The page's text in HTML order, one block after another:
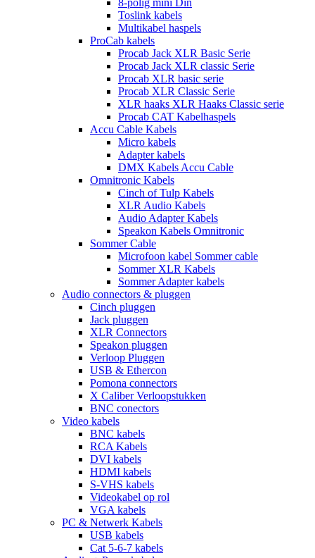
8-polig mini Din
Toslink kabels
Multikabel haspels
ProCab kabels
Procab Jack XLR Basic Serie
Procab Jack XLR classic Serie
Procab XLR basic serie
Procab XLR Classic Serie
XLR haaks XLR Haaks Classic serie
Procab CAT Kabelhaspels
Accu Cable Kabels
Micro kabels
Adapter kabels
DMX Kabels Accu Cable
Omnitronic Kabels
Cinch of Tulp Kabels
XLR Audio Kabels
Audio Adapter Kabels
Speakon Kabels Omnitronic
Sommer Cable
Microfoon kabel Sommer cable
Sommer XLR Kabels
Sommer Adapter kabels
Audio connectors & pluggen
Cinch pluggen
Jack pluggen
XLR Connectors
Speakon pluggen
Verloop Pluggen
USB & Ethercon
Pomona connectors
X Caliber Verloopstukken
BNC conectors
Video kabels
BNC kabels
RCA Kabels
DVI kabels
HDMI kabels
S-VHS kabels
Videokabel op rol
VGA kabels
PC & Netwerk Kabels
USB kabels
Cat 5-6-7 kabels